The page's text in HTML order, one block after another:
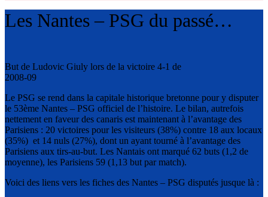
Les Nantes – PSG du passé…
But de Ludovic Giuly lors de la victoire 4-1 de
2008-09
Le PSG se rend dans la capitale historique bretonne pour y disputer
le 53ème Nantes – PSG officiel de l’histoire. Le bilan, autrefois
nettement en faveur des canaris est maintenant à l’avantage des
Parisiens : 20 victoires pour les visiteurs (38%) contre 18 aux locaux
(35%) et 14 nuls (27%), dont un ayant tourné à l’avantage des
Parisiens aux tirs-au-but. Les Nantais ont marqué 62 buts (1,2 de
moyenne), les Parisiens 59 (1,13 but par match).
Voici des liens vers les fiches des Nantes – PSG disputés jusque là :